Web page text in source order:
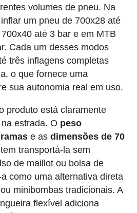
volumes de pneu. Na
um pneu de 700x28 até
até 3 bar e em MTB
Cada um desses modos
três inflagens completas
o que fornece uma
sua autonomia real em uso.
produto está claramente
estrada. O peso
e as dimensões de 70
transportá-la sem
de maillot ou bolsa de
como uma alternativa direta
minibombas tradicionais. A
flexível adiciona